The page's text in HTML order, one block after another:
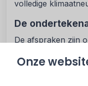
Onze
volledige
De
De afspraken zijn
Bouwinvest,
Alliantie, Eigen